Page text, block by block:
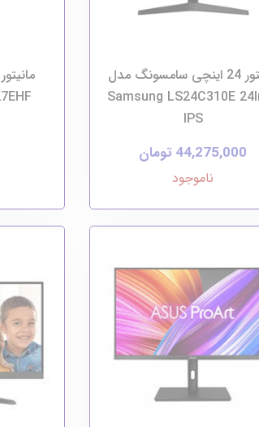
مانیتور 24 اینچی سامسونگ مدل
Samsung LS24C310E
IPS
44,275,000 تومان
ناموجود